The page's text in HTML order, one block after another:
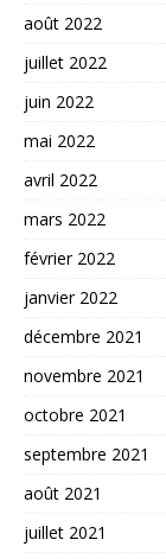
août 2022
juillet 2022
juin 2022
mai 2022
avril 2022
mars 2022
février 2022
janvier 2022
décembre 2021
novembre 2021
octobre 2021
septembre 2021
août 2021
juillet 2021